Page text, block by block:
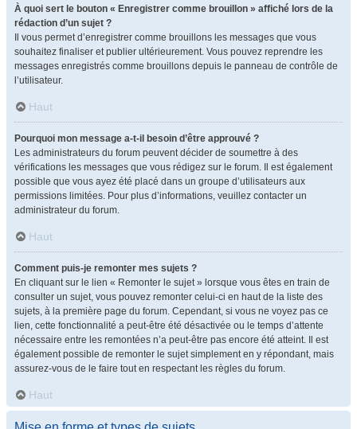
À quoi sert le bouton « Enregistrer comme brouillon » affiché lors de la
rédaction d’un sujet ?
Il vous permet d’enregistrer comme brouillons les messages que vous
souhaitez finaliser et publier ultérieurement. Vous pouvez reprendre les
messages enregistrés comme brouillons depuis le panneau de contrôle de
l’utilisateur.
Haut
Pourquoi mon message a-t-il besoin d’être approuvé ?
Les administrateurs du forum peuvent décider de soumettre à des
vérifications les messages que vous rédigez sur le forum. Il est également
possible que vous ayez été placé dans un groupe d’utilisateurs aux
permissions limitées. Pour plus d’informations, veuillez contacter un
administrateur du forum.
Haut
Comment puis-je remonter mes sujets ?
En cliquant sur le lien « Remonter le sujet » lorsque vous êtes en train de
consulter un sujet, vous pouvez remonter celui-ci en haut de la liste des
sujets, à la première page du forum. Cependant, si vous ne voyez pas ce
lien, cette fonctionnalité a peut-être été désactivée ou le temps d’attente
nécessaire entre les remontées n’a peut-être pas encore été atteint. Il est
également possible de remonter le sujet simplement en y répondant, mais
assurez-vous de le faire tout en respectant les règles du forum.
Haut